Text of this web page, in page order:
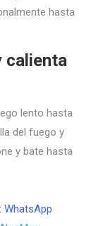
hasta
calienta
lento hasta
del fuego y
y bate hasta
WhatsApp